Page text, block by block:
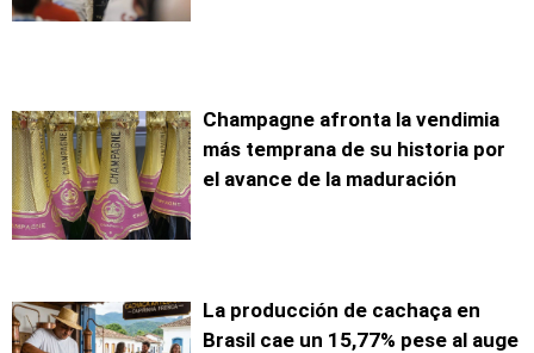
Champagne afronta la vendimia
más temprana de su historia por
el avance de la maduración
La producción de cachaça en
Brasil cae un 15,77% pese al auge